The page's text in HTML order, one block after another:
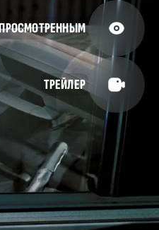
ТРЕЙЛЕР